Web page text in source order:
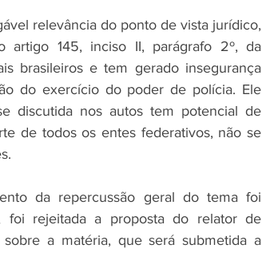
relevância do ponto de vista jurídico,
artigo 145, inciso II, parágrafo 2º, da
brasileiros e tem gerado insegurança
do exercício do poder de polícia. Ele
discutida nos autos tem potencial de
de todos os entes federativos, não se
da repercussão geral do tema foi
foi rejeitada a proposta do relator de
a matéria, que será submetida a
físico.